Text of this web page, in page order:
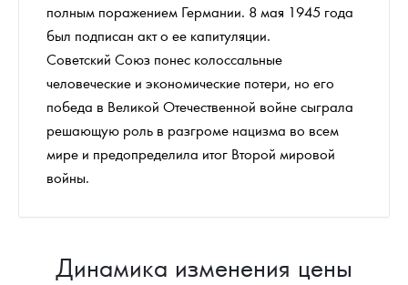
полным поражением Германии. 8 мая 1945 года
был подписан акт о ее капитуляции.
Советский Союз понес колоссальные
человеческие и экономические потери, но его
победа в Великой Отечественной войне сыграла
решающую роль в разгроме нацизма во всем
мире и предопределила итог Второй мировой
войны.
Динамика изменения цены